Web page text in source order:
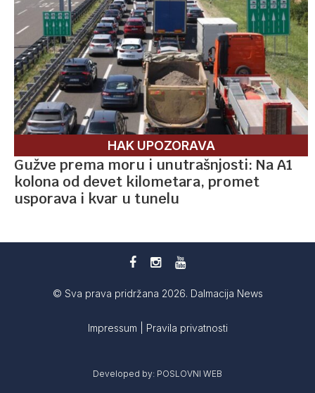
HAK UPOZORAVA
Gužve prema moru i unutrašnjosti: Na A1
kolona od devet kilometara, promet
usporava i kvar u tunelu
© Sva prava pridržana 2026. Dalmacija News
Impressum Pravila privatnosti
Developed by: POSLOVNI WEB